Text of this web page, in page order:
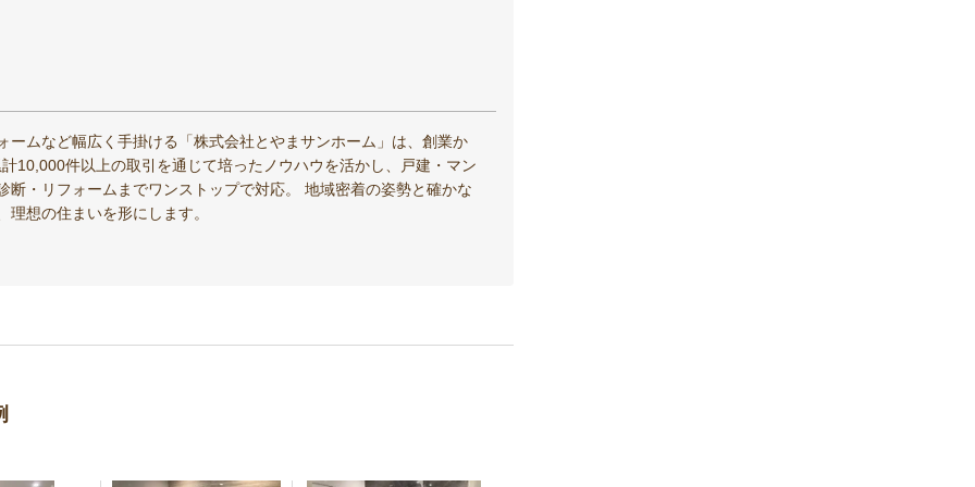
ームなど幅広く手掛ける「株式会社とやまサンホーム」は、創業か
10,000件以上の取引を通じて培ったノウハウを活かし、戸建・マン
断・リフォームまでワンストップで対応。 地域密着の姿勢と確かな
想の住まいを形にします。